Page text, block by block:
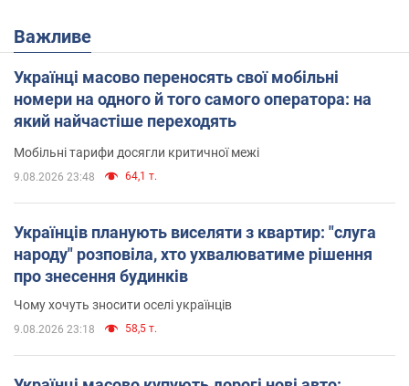
Важливе
Українці масово переносять свої мобільні
номери на одного й того самого оператора: на
який найчастіше переходять
Мобільні тарифи досягли критичної межі
9.08.2026 23:48 64,1 т.
Українців планують виселяти з квартир: "слуга
народу" розповіла, хто ухвалюватиме рішення
про знесення будинків
Чому хочуть зносити оселі українців
9.08.2026 23:18 58,5 т.